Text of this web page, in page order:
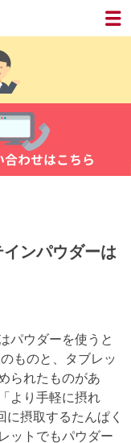
合わせはこちら
ンパウダーは
パウダーを使うと
ものと、タブレッ
られたものがあ
より手軽に摂れ
に摂取するたんぱく
ットでもパウダー